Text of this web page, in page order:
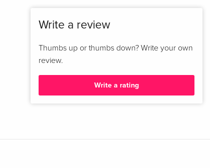
Write a review
Thumbs up or thumbs down? Write your own
review.
Write a rating